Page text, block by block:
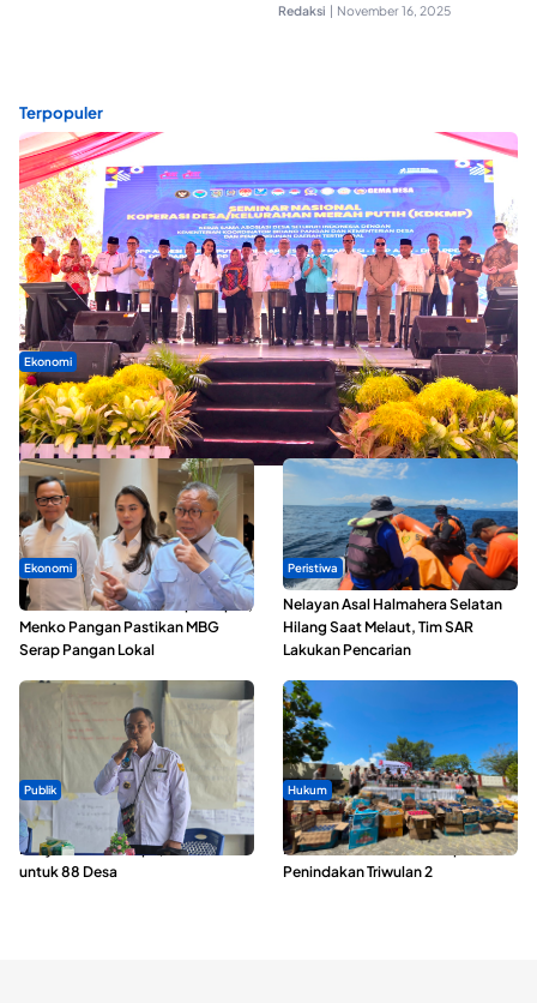
Redaksi | November 16, 2025
Terpopuler
Ekonomi
Seminar di Ternate, Mendes Perkuat Sinergi Percepatan
Kopdes Merah Putih
Ekonomi
SPPG di Maluku Utara Dipercepat,
Menko Pangan Pastikan MBG
Serap Pangan Lokal
Peristiwa
Nelayan Asal Halmahera Selatan
Hilang Saat Melaut, Tim SAR
Lakukan Pencarian
Publik
ABDESI Morotai Apresiasi
Penyaluran ADD Rp3,13 Miliar
untuk 88 Desa
Hukum
Polda Maluku Utara Musnahkan
Ribuan Liter Miras Hasil Operasi
Penindakan Triwulan 2